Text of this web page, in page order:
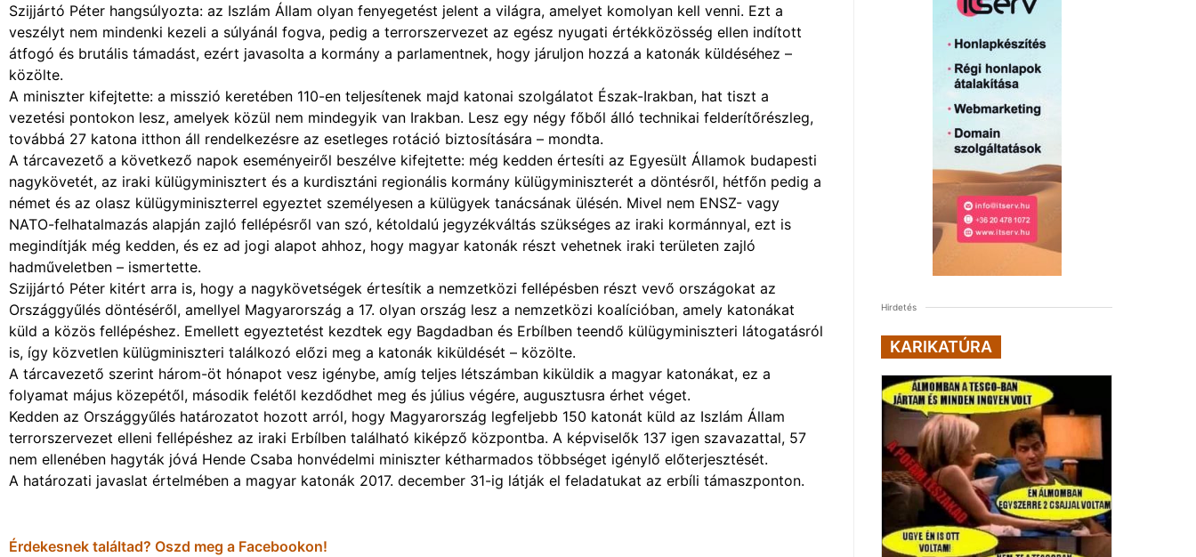
Szijjártó Péter hangsúlyozta: az Iszlám Állam olyan fenyegetést jelent a világra, amelyet komolyan kell venni. Ezt a
veszélyt nem mindenki kezeli a súlyánál fogva, pedig a terrorszervezet az egész nyugati értékközösség ellen indított
átfogó és brutális támadást, ezért javasolta a kormány a parlamentnek, hogy járuljon hozzá a katonák küldéséhez –
közölte.
A miniszter kifejtette: a misszió keretében 110-en teljesítenek majd katonai szolgálatot Észak-Irakban, hat tiszt a
vezetési pontokon lesz, amelyek közül nem mindegyik van Irakban. Lesz egy négy főből álló technikai felderítőrészleg,
továbbá 27 katona itthon áll rendelkezésre az esetleges rotáció biztosítására – mondta.
A tárcavezető a következő napok eseményeiről beszélve kifejtette: még kedden értesíti az Egyesült Államok budapesti
nagykövetét, az iraki külügyminisztert és a kurdisztáni regionális kormány külügyminiszterét a döntésről, hétfőn pedig a
német és az olasz külügyminiszterrel egyeztet személyesen a külügyek tanácsának ülésén. Mivel nem ENSZ- vagy
NATO-felhatalmazás alapján zajló fellépésről van szó, kétoldalú jegyzékváltás szükséges az iraki kormánnyal, ezt is
megindítják még kedden, és ez ad jogi alapot ahhoz, hogy magyar katonák részt vehetnek iraki területen zajló
hadműveletben – ismertette.
Szijjártó Péter kitért arra is, hogy a nagykövetségek értesítik a nemzetközi fellépésben részt vevő országokat az
Országgyűlés döntéséről, amellyel Magyarország a 17. olyan ország lesz a nemzetközi koalícióban, amely katonákat
küld a közös fellépéshez. Emellett egyeztetést kezdtek egy Bagdadban és Erbílben teendő külügyminiszteri látogatásról
is, így közvetlen külügminiszteri találkozó előzi meg a katonák kiküldését – közölte.
A tárcavezető szerint három-öt hónapot vesz igénybe, amíg teljes létszámban kiküldik a magyar katonákat, ez a
folyamat május közepétől, második felétől kezdődhet meg és július végére, augusztusra érhet véget.
Kedden az Országgyűlés határozatot hozott arról, hogy Magyarország legfeljebb 150 katonát küld az Iszlám Állam
terrorszervezet elleni fellépéshez az iraki Erbílben található kiképző központba. A képviselők 137 igen szavazattal, 57
nem ellenében hagyták jóvá Hende Csaba honvédelmi miniszter kétharmados többséget igénylő előterjesztését.
A határozati javaslat értelmében a magyar katonák 2017. december 31-ig látják el feladatukat az erbíli támaszponton.
Érdekesnek találtad? Oszd meg a Facebookon!
Hirdetés
KARIKATÚRA